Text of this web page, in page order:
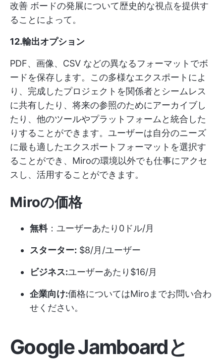
改善 ボードの発展について歴史的な視点を提供す
ることによって。
12.輸出オプション
PDF、画像、CSV などの異なるフォーマットでボ
ードを保存します。この多様なエクスポートによ
り、完成したプロジェクトを関係者とシームレス
に共有したり、将来の参照のためにアーカイブし
たり、他のツールやプラットフォームと統合した
りすることができます。ユーザーは自分のニーズ
に最も適したエクスポートフォーマットを選択す
ることができ、Miroの環境以外でも仕事にアクセ
スし、活用することができます。
Miroの価格
無料：ユーザーあたり0ドル/月
スターター: $8/月/ユーザー
ビジネス:ユーザーあたり$16/月
企業向け:価格についてはMiroまでお問い合わ
せください。
Google Jamboardと